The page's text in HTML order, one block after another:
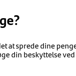
at sprede dine
din beskyttelse